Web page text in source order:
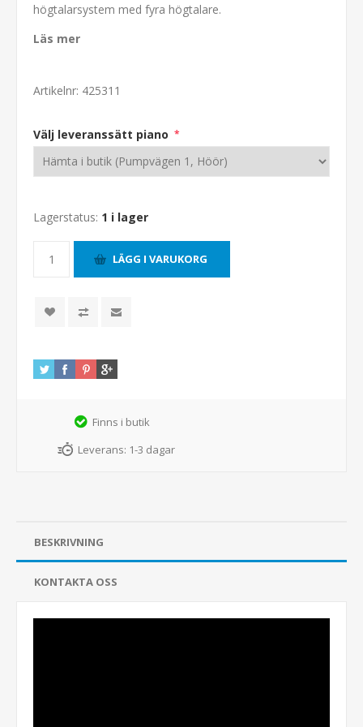
högtalarsystem med fyra högtalare.
Läs mer
Artikelnr: 425311
Välj leveranssätt piano *
Lagerstatus: 1 i lager
Finns i butik
Leverans: 1-3 dagar
BESKRIVNING
KONTAKTA OSS